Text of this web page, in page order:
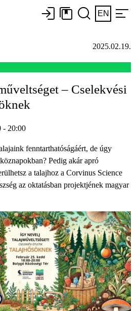
EN
2025.02.19.
– Cselekvési
- 20:00
fenntarthatóságáért, de úgy
Pedig akár apró
a talajhoz a Corvinus Science
az oktatásban projektjének magyar